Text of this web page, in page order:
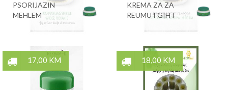
PSORIJAZIN
MEHLEM
KREMA ZA ZA
REUMU I GIHT
17,00 KM 18,00 KM